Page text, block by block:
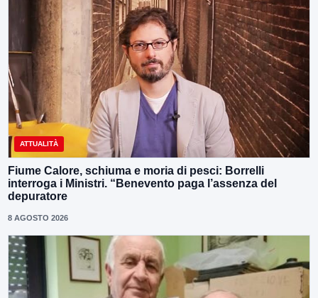
ATTUALITÀ
Fiume Calore, schiuma e moria di pesci: Borrelli
interroga i Ministri. “Benevento paga l’assenza del
depuratore
8 AGOSTO 2026